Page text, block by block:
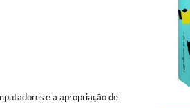
e a apropriação de